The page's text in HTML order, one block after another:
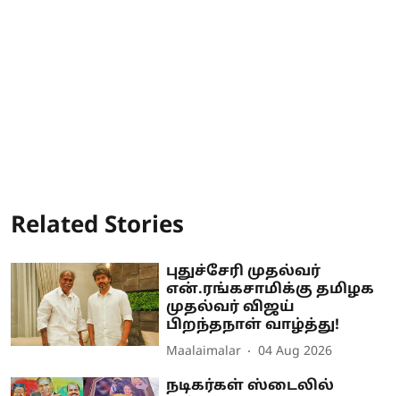
Related Stories
புதுச்சேரி முதல்வர்
என்.ரங்கசாமிக்கு தமிழக
முதல்வர் விஜய்
பிறந்தநாள் வாழ்த்து!
Maalaimalar 04 Aug 2026
நடிகர்கள் ஸ்டைலில்